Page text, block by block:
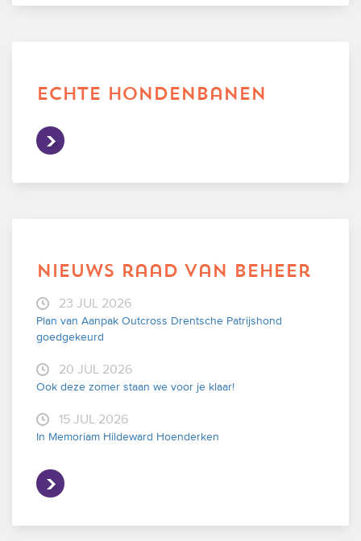
echte hondenbanen
nieuws raad van beheer
23 JUL 2026
Plan van Aanpak Outcross Drentsche Patrijshond
goedgekeurd
20 JUL 2026
Ook deze zomer staan we voor je klaar!
15 JUL 2026
In Memoriam Hildeward Hoenderken